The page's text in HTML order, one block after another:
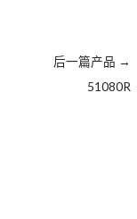
后一篇产品 →
51080R